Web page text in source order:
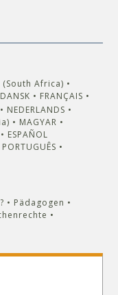
(South Africa)
DANSK FRANÇAIS
NEDERLANDS
MAGYAR
ESPAÑOL
PORTUGUÊS
Pädagogen